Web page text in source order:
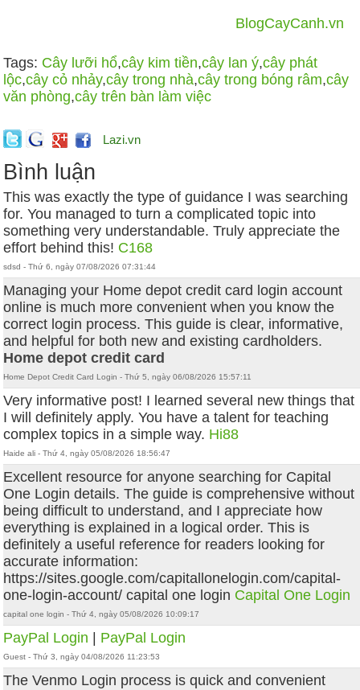
BlogCayCanh.vn
Tags: Cây lưỡi hổ,cây kim tiền,cây lan ý,cây phát
lộc,cây cỏ nhảy,cây trong nhà,cây trong bóng râm,cây
văn phòng,cây trên bàn làm việc
Lazi.vn
Bình luận
This was exactly the type of guidance I was searching
for. You managed to turn a complicated topic into
something very understandable. Truly appreciate the
effort behind this! C168
sdsd - Thứ 6, ngày 07/08/2026 07:31:44
Managing your Home depot credit card login account
online is much more convenient when you know the
correct login process. This guide is clear, informative,
and helpful for both new and existing cardholders.
Home depot credit card​
Home Depot Credit Card Login - Thứ 5, ngày 06/08/2026 15:57:11
Very informative post! I learned several new things that
I will definitely apply. You have a talent for teaching
complex topics in a simple way. Hi88
Haide ali - Thứ 4, ngày 05/08/2026 18:56:47
Excellent resource for anyone searching for Capital
One Login details. The guide is comprehensive without
being difficult to understand, and I appreciate how
everything is explained in a logical order. This is
definitely a useful reference for readers looking for
accurate information:
https://sites.google.com/capitallonelogin.com/capital-
one-login-account/ capital one login Capital One Login
capital one login - Thứ 4, ngày 05/08/2026 10:09:17
PayPal Login | PayPal Login
Guest - Thứ 3, ngày 04/08/2026 11:23:53
The Venmo Login process is quick and convenient